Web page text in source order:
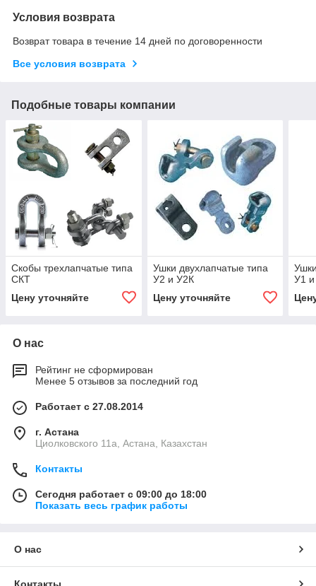
Условия возврата
Возврат товара в течение 14 дней по договоренности
Все условия возврата
Подобные товары компании
Скобы трехлапчатые типа
СКТ
Цену уточняйте
Ушки двухлапчатые типа
У2 и У2К
Цену уточняйте
У1
О нас
Рейтинг не сформирован
Менее 5 отзывов за последний год
Работает с 27.08.2014
г. Астана
Циолковского 11а, Астана, Казахстан
Контакты
Сегодня работает с 09:00 до 18:00
Показать весь график работы
О нас